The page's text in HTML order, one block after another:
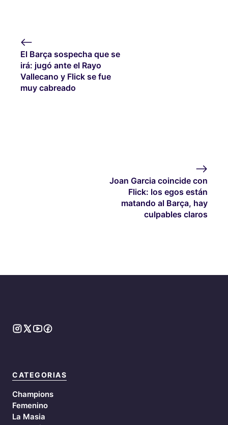
El Barça sospecha que se
irá: jugó ante el Rayo
Vallecano y Flick se fue
muy cabreado
Joan Garcia coincide con
Flick: los egos están
matando al Barça, hay
culpables claros
CATEGORIAS
Champions
Femenino
La Masia